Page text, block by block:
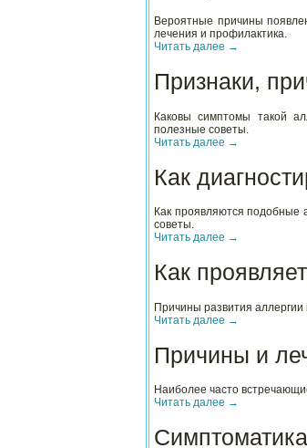
Вероятные причины
лечения и профилактика.
Читать далее →
Признаки,
Каковы симптомы такой
полезные советы.
Читать далее →
Как
Как проявляются подобные
советы.
Читать далее →
Как
Причины развития
Читать далее →
Причины и
Наиболее часто
Читать далее →